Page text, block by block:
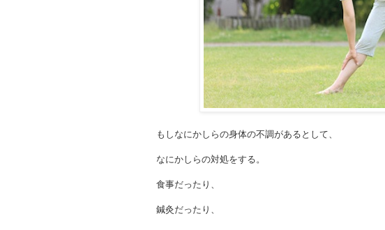
もしなにかしらの身体の不調があるとして、
なにかしらの対処をする。
食事だったり、
鍼灸だったり、